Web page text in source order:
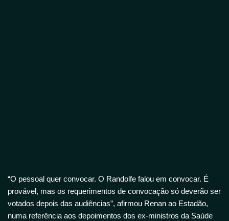
“O pessoal quer convocar. O Randolfe falou em convocar. É
provável, mas os requerimentos de convocação só deverão ser
votados depois das audiências”, afirmou Renan ao Estadão,
numa referência aos depoimentos dos ex-ministros da Saúde